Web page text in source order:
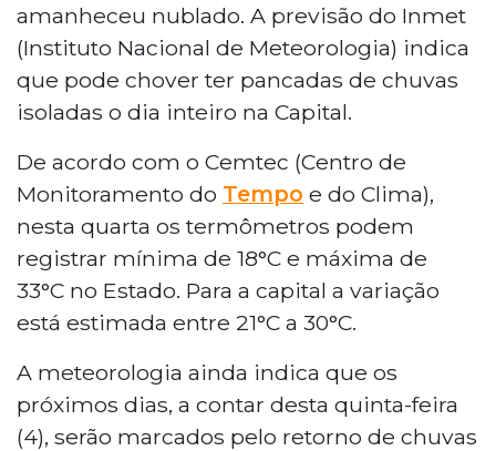
amanheceu nublado. A previsão do Inmet
(Instituto Nacional de Meteorologia) indica
que pode chover ter pancadas de chuvas
isoladas o dia inteiro na Capital.
De acordo com o Cemtec (Centro de
Monitoramento do Tempo e do Clima),
nesta quarta os termômetros podem
registrar mínima de 18°C e máxima de
33°C no Estado. Para a capital a variação
está estimada entre 21°C a 30°C.
A meteorologia ainda indica que os
próximos dias, a contar desta quinta-feira
(4), serão marcados pelo retorno de chuvas